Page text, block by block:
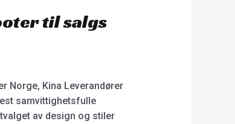
til salgs
Norge, Kina Leverandører
samvittighetsfulle
av design og stiler